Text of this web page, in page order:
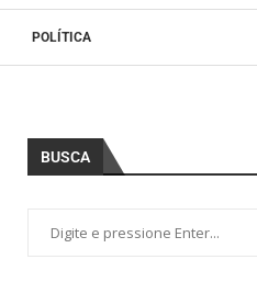
POLÍTICA
BUSCA